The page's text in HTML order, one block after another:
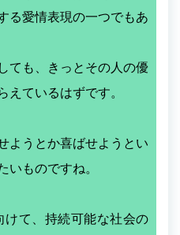
る愛情表現の一つでもあ
ても、きっとその人の優
えているはずです。
ようとか喜ばせようとい
いものですね。
けて、持続可能な社会の